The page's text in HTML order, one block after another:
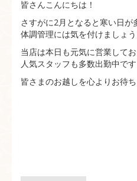
皆さんこんにちは！
さすがに2月となると寒い日が
体調管理には気を付けましょう
当店は本日も元気に営業してお
人気スタッフも多数出勤中です
皆さまのお越しを心よりお待ち